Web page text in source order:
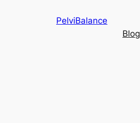
PelviBalance
Blog